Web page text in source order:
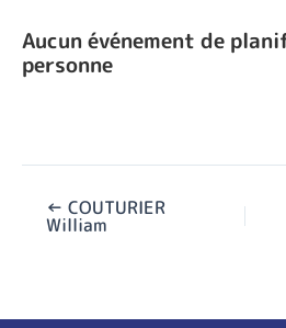
Aucun événement de
personne
← COUTURIER
William